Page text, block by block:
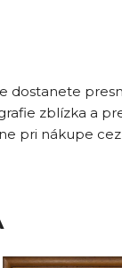
dostanete
zblízka a
pri nákupe